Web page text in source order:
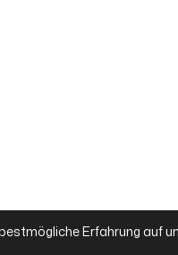
Erfahrung auf